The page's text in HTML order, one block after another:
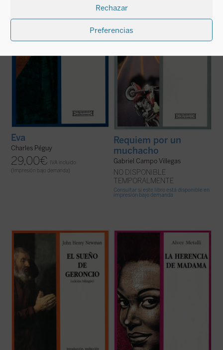
Rechazar
Preferencias
enseñado a poner por encima de todas las
Evaes la obra más considerable producida
Eva
Charles Péguy
29,00€ IVA incluido
(Impresión bajo demanda)
imaginación (¡imaginamos tan poco los
un ...(ver ficha)
Requiem por un
muchacho
Gabriel Campo Villegas
NO DISPONIBLE
TEMPORALMENTE
Consultar si este libro está disponible en
impresión bajo demanda
Introducción, traducción y notas de Gabriel
El sueño de Geroncio
es antes que nada
eso: un sueño. Un sueño ---como el propio
nombre
Geroncio
indica--- sobre la
de Salvador de Bahía--- es una
exuberante. Cuando muere se produce un
imprevisible chantaje a un alto eclesiástico
romano. La historia empieza así a ...